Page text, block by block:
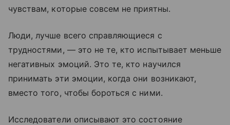
чувствам, которые совсем не приятны.
Люди, лучше всего справляющиеся с
трудностями, — это не те, кто испытывает меньше
негативных эмоций. Это те, кто научился
принимать эти эмоции, когда они возникают,
вместо того, чтобы бороться с ними.
Исследователи описывают это состояние